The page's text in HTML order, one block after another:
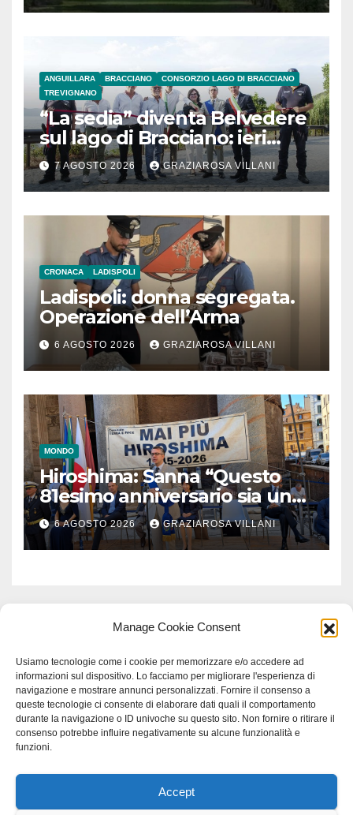
Manage Cookie Consent
Usiamo tecnologie come i cookie per memorizzare e/o accedere ad
informazioni sul dispositivo. Lo facciamo per migliorare l'esperienza di
navigazione e mostrare annunci personalizzati. Fornire il consenso a
queste tecnologie ci consente di elaborare dati quali il comportamento
durante la navigazione o ID univoche su questo sito. Non fornire o ritirare il
consenso potrebbe influire negativamente su alcune funzionalità e
funzioni.
Accept
ANGUILLARA BRACCIANO
CONSORZIO LAGO DI BRACCIANO
TREVIGNANO
“La sedia” diventa Belvedere
sul lago di Bracciano: ieri
l’inaugurazione
7 AGOSTO 2026 GRAZIAROSA VILLANI
CRONACA LADISPOLI
Ladispoli: donna segregata.
Operazione dell’Arma
6 AGOSTO 2026 GRAZIAROSA VILLANI
MONDO
Hiroshima: Sanna “Questo
81esimo anniversario sia un
monito per tutti”
6 AGOSTO 2026 GRAZIAROSA VILLANI
Proudly powered by WordPress|Tema: Newspaperex di